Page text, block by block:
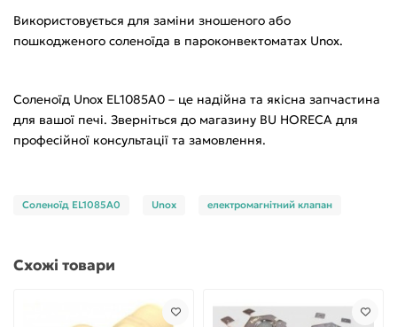
Використовується для заміни зношеного або
пошкодженого соленоїда в пароконвектоматах Unox.
Соленоїд Unox EL1085A0 – це надійна та якісна запчастина
для вашої печі. Зверніться до магазину BU HORECA для
професійної консультації та замовлення.
Соленоїд EL1085A0 Unox електромагнітний клапан
Схожі товари